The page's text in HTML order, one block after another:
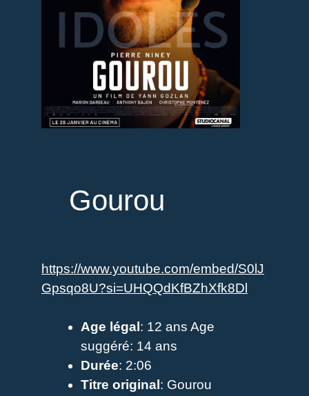
Gourou
https://www.youtube.com/embed/S0lJ
Gpsqo8U?si=UHQQdKfBZhXfk8Dl
Age légal : 12 ans Age
suggéré: 14 ans
Durée: 2:06
Titre original : Gourou